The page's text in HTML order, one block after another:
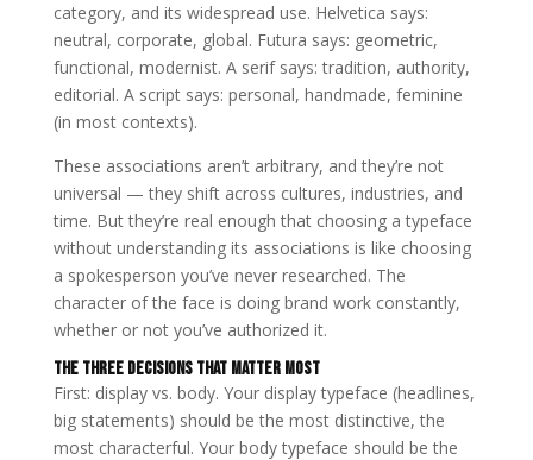
category, and its widespread use. Helvetica says:
neutral, corporate, global. Futura says: geometric,
functional, modernist. A serif says: tradition, authority,
editorial. A script says: personal, handmade, feminine
(in most contexts).
These associations aren’t arbitrary, and they’re not
universal — they shift across cultures, industries, and
time. But they’re real enough that choosing a typeface
without understanding its associations is like choosing
a spokesperson you’ve never researched. The
character of the face is doing brand work constantly,
whether or not you’ve authorized it.
The Three Decisions That Matter Most
First: display vs. body. Your display typeface (headlines,
big statements) should be the most distinctive, the
most characterful. Your body typeface should be the